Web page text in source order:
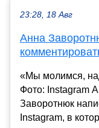
23:28, 18 Авг
Анна
«Мы молимся,
Фото: Instagram
Заворотнюк
Instagram, в